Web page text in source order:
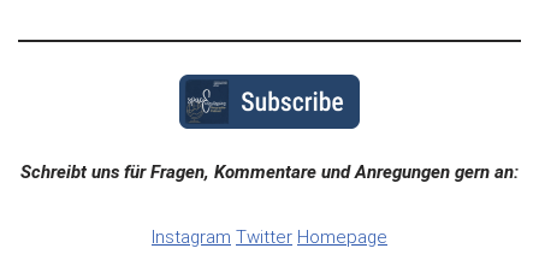
Schreibt uns für Fragen, Kommentare und Anregungen gern an:
Instagram Twitter Homepage